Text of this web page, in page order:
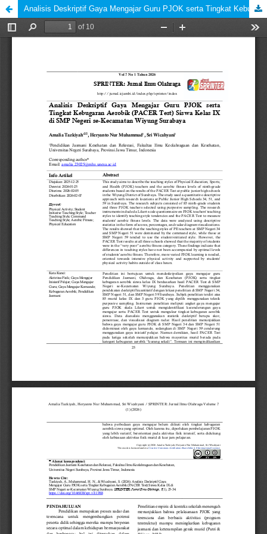
Analisis Deskriptif Gaya Mengajar Guru PJOK serta Tingkat Kebugaran Aerobik (PACER Test) Siswa Kelas IX di SMP Negeri se-Kecamatan Wiyung Surabaya